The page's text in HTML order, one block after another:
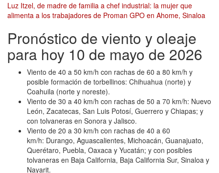
Luz Itzel, de madre de familia a chef industrial: la mujer que
alimenta a los trabajadores de Proman GPO en Ahome, Sinaloa
Pronóstico de viento y oleaje
para hoy 10 de mayo de 2026
Viento de 40 a 50 km/h con rachas de 60 a 80 km/h y
posible formación de torbellinos: Chihuahua (norte) y
Coahuila (norte y noreste).
Viento de 30 a 40 km/h con rachas de 50 a 70 km/h: Nuevo
León, Zacatecas, San Luis Potosí, Guerrero y Chiapas; y
con tolvaneras en Sonora y Jalisco.
Viento de 20 a 30 km/h con rachas de 40 a 60
km/h: Durango, Aguascalientes, Michoacán, Guanajuato,
Querétaro, Puebla, Oaxaca y Yucatán; y con posibles
tolvaneras en Baja California, Baja California Sur, Sinaloa y
Nayarit.